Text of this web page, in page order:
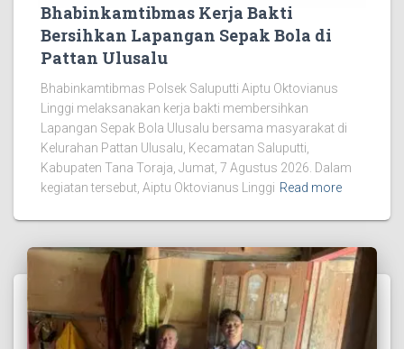
Bhabinkamtibmas Kerja Bakti
Bersihkan Lapangan Sepak Bola di
Pattan Ulusalu
Bhabinkamtibmas Polsek Saluputti Aiptu Oktovianus
Linggi melaksanakan kerja bakti membersihkan
Lapangan Sepak Bola Ulusalu bersama masyarakat di
Kelurahan Pattan Ulusalu, Kecamatan Saluputti,
Kabupaten Tana Toraja, Jumat, 7 Agustus 2026. Dalam
kegiatan tersebut, Aiptu Oktovianus Linggi Read more